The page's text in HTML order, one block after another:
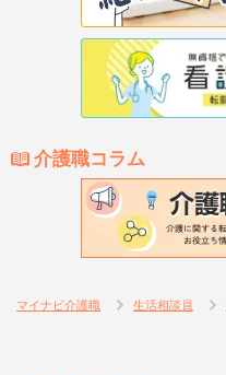
介護職コラム
マイナビ介護職 生活相談員